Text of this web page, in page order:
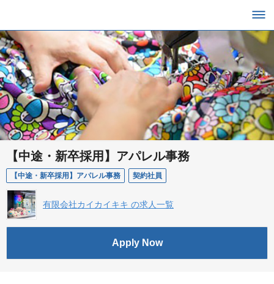
【中途・新卒採用】アパレル事務
【中途・新卒採用】アパレル事務 契約社員
有限会社カイカイキキ の求人一覧
Apply Now